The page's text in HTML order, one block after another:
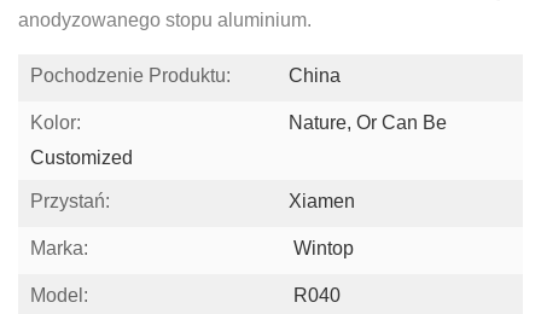
anodyzowanego stopu aluminium.
Pochodzenie Produktu: China
Kolor:
Nature, Or Can Be
Customized
Przystań: Xiamen
Marka: Wintop
Model: R040